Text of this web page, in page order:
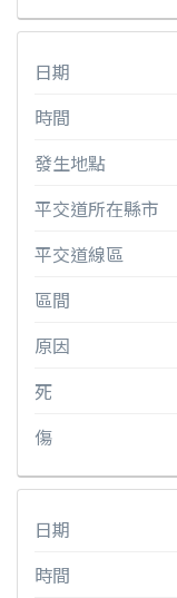
日期
時間
發生地點
平交道所在縣市
平交道線區
區間
原因
死
傷
日期
時間